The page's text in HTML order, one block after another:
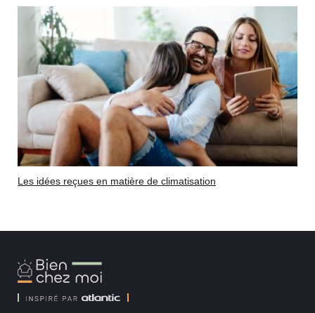
Les idées reçues en matière de climatisation
Bien
Chez